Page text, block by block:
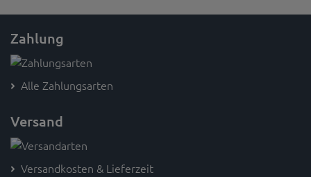
Zahlung
Alle Zahlungsarten
Versand
Versandkosten & Lieferzeit